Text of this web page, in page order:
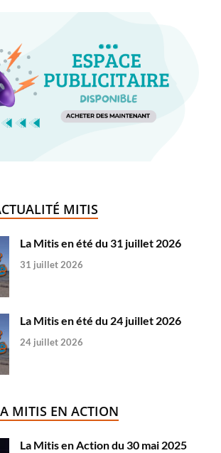
MITIS
La Mitis en été du 31 juillet 2026
31 juillet 2026
La Mitis en été du 24 juillet 2026
24 juillet 2026
MITIS EN ACTION
La Mitis en Action du 30 mai 2025